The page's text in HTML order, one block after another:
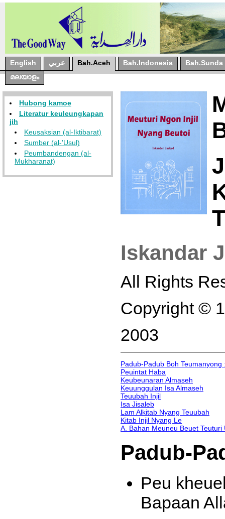
English عربي Bah.Aceh Bah.Indonesia
Bah.Sunda
മലയാളം
Hubong kamoe
Literatur keuleungkapan
jih
Keusaksian (al-Iktibarat)
Sumber (al-'Usul)
Peumbandengan (al-
Mukharanat)
Iskandar
All Rights
Copyright ©
2003
Padub-Padub Boh Teumanyong
Peuintat Haba
Keubeunaran Almaseh
Keuunggulan Isa Almaseh
Teuubah Injil
Isa Jisaleb
Lam Alkitab Nyang Teuubah
Kitab Injil Nyang Le
A. Bahan Meuneu Beuet Teuturi
Padub-
Peu
Bapaan